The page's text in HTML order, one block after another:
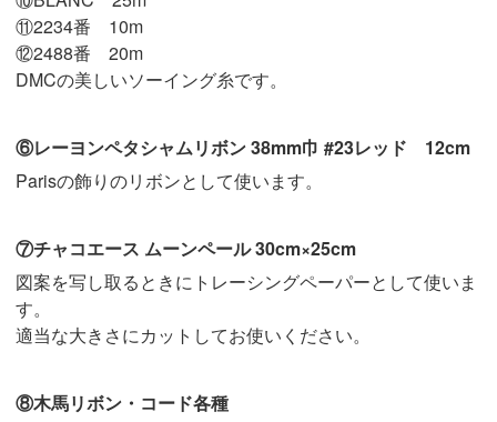
⑪2234番 10m
⑫2488番 20m
DMCの美しいソーイング糸です。
⑥レーヨンペタシャムリボン 38mm巾 #23レッド 12cm
Parisの飾りのリボンとして使います。
⑦チャコエース ムーンペール 30cm×25cm
図案を写し取るときにトレーシングペーパーとして使いま
す。
適当な大きさにカットしてお使いください。
⑧木馬リボン・コード各種